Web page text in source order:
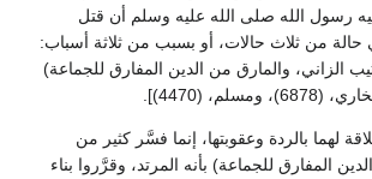
رسول الله صلى الله عليه وسلم أن قتل
حالة من ثلاث حالات، أو بسبب من ثلاثة أسباب:
الزاني، والمارق من الدين المفارق للجماعة)
(4470)].
لهما بالردة وعقوبتها، إنما فسَّر كثير من
المفارق للجماعة) بأنه المرتد، وقرَّروا بناء